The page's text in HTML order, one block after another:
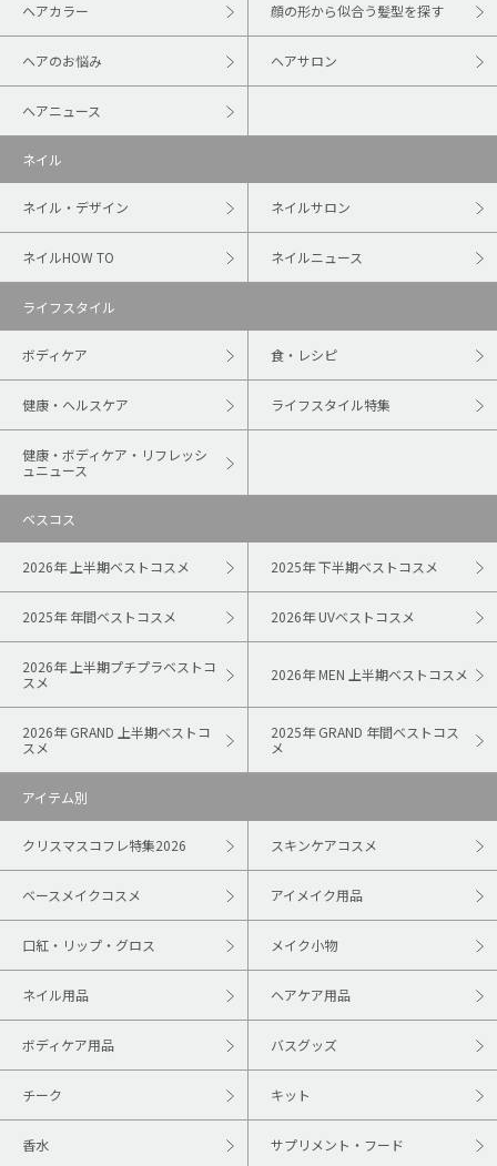
ヘアカラー 顔の形から似合う髪型を探す
ヘアのお悩み ヘアサロン
ヘアニュース
ネイル
ネイル・デザイン ネイルサロン
ネイルHOW TO ネイルニュース
ライフスタイル
ボディケア 食・レシピ
健康・ヘルスケア ライフスタイル特集
健康・ボディケア・リフレッシ
ュニュース
ベスコス
2026年 上半期ベストコスメ 2025年 下半期ベストコスメ
2025年 年間ベストコスメ 2026年 UVベストコスメ
2026年 上半期プチプラベストコ
スメ
2026年 MEN 上半期ベストコスメ
2026年 GRAND 上半期ベストコ
スメ
2025年 GRAND 年間ベストコス
メ
アイテム別
クリスマスコフレ特集2026 スキンケアコスメ
ベースメイクコスメ アイメイク用品
口紅・リップ・グロス メイク小物
ネイル用品 ヘアケア用品
ボディケア用品 バスグッズ
チーク キット
香水 サプリメント・フード